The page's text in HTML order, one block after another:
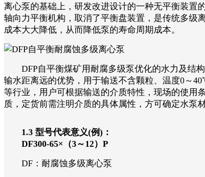
离心泵的基础上，研发改进设计的一种无平衡装置
轴向力平衡机构，取消了平衡盘装置，是传统多级
成本大大降低，从而降低泵的寿命周期成本。
DFP自平衡煤矿用耐腐多级泵优化的水力及结构
输水距离远的优势，用于输送不含颗粒、温度0～
等行业，用户可根据输送的介质特性，现场的使用
质，定货前需注明介质的具体属性，方可确定水泵
1.3 型号代表意义(例)：
DF300-65×（3～12）P
DF：耐腐蚀多级离心泵